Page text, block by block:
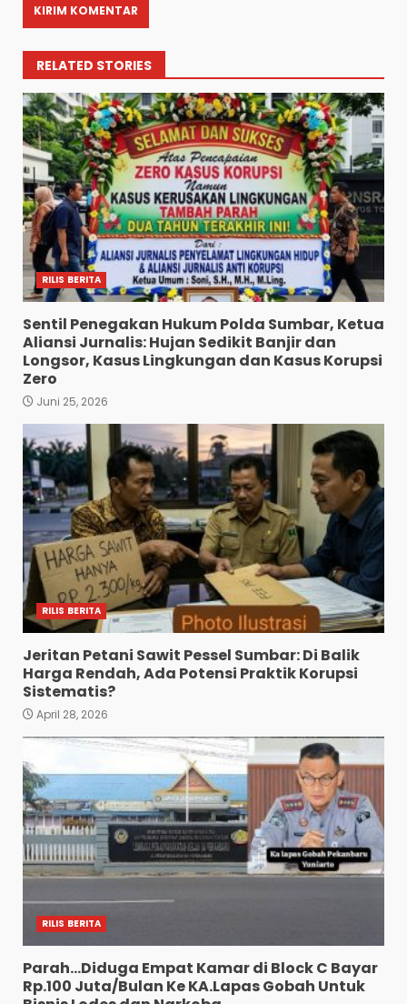
RELATED STORIES
RILIS BERITA
Sentil Penegakan Hukum Polda Sumbar, Ketua
Aliansi Jurnalis: Hujan Sedikit Banjir dan
Longsor, Kasus Lingkungan dan Kasus Korupsi
Zero
Juni 25, 2026
RILIS BERITA
Jeritan Petani Sawit Pessel Sumbar: Di Balik
Harga Rendah, Ada Potensi Praktik Korupsi
Sistematis?
April 28, 2026
RILIS BERITA
Parah…Diduga Empat Kamar di Block C Bayar
Rp.100 Juta/Bulan Ke KA.Lapas Gobah Untuk